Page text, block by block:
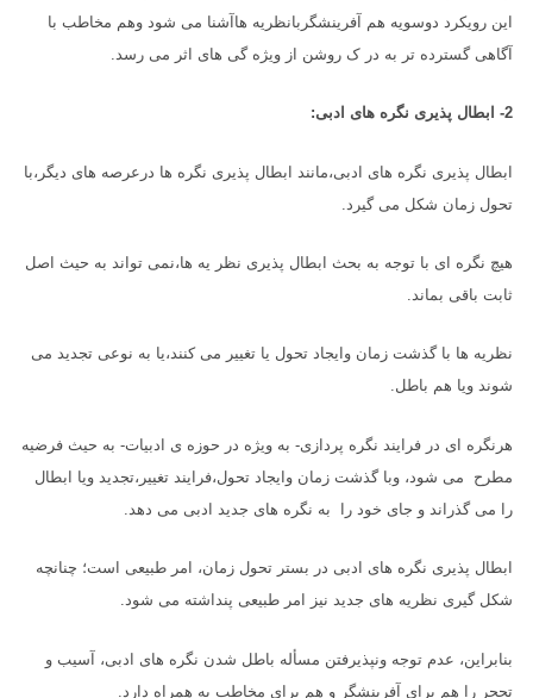
این رویکرد دوسویه هم آفرینشگربانظریه هاآشنا می شود وهم مخاطب با
آگاهی گسترده تر به در ک روشن از ویژه گی های اثر می رسد.
2- ابطال پذیری نگره های ادبی:
ابطال پذیری نگره های ادبی،مانند ابطال پذیری نگره ها درعرصه های دیگر،با
تحول زمان شکل می گیرد.
هیچ نگره ای با توجه به بحث ابطال پذیری نظر یه ها،نمی تواند به حیث اصل
ثابت باقی بماند.
نظریه ها با گذشت زمان وایجاد تحول یا تغییر می کنند،یا به نوعی تجدید می
شوند ویا هم باطل.
هرنگره ای در فرایند نگره پردازی- به ویژه در حوزه ی ادبیات- به حیث فرضیه
مطرح می شود، وبا گذشت زمان وایجاد تحول،فرایند تغییر،تجدید ویا ابطال
را می گذراند و جای خود را به نگره های جدید ادبی می دهد.
ابطال پذیری نگره های ادبی در بستر تحول زمان، امر طبیعی است؛ چنانچه
شکل گیری نظریه های جدید نیز امر طبیعی پنداشته می شود.
بنابراین، عدم توجه ونپذیرفتن مسأله باطل شدن نگره های ادبی، آسیب و
تحجر را هم برای آفرینشگر و هم برای مخاطب به همراه دارد.